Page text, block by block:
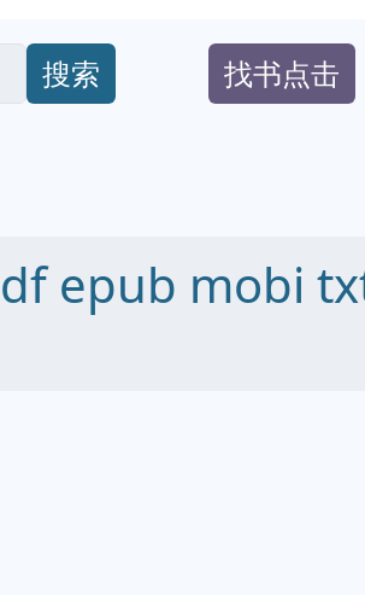
搜索 找书点击
epub mobi